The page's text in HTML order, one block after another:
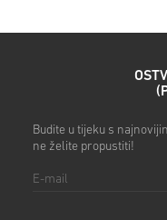
Budite u tijeku s
ne želite propustiti!